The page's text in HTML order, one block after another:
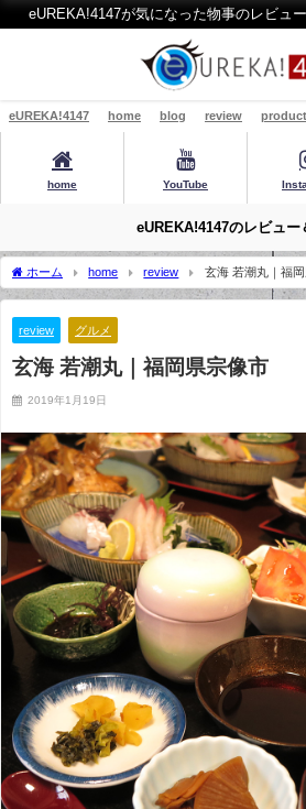
eUREKA!4147が気になった物事のレビュ
eUREKA!4147 home blog review
home YouTube
eUREKA!4147のレビュー
ホーム home review 玄海 若潮丸｜福
review グルメ
玄海 若潮丸｜福岡県宗像市
2019年1月19日